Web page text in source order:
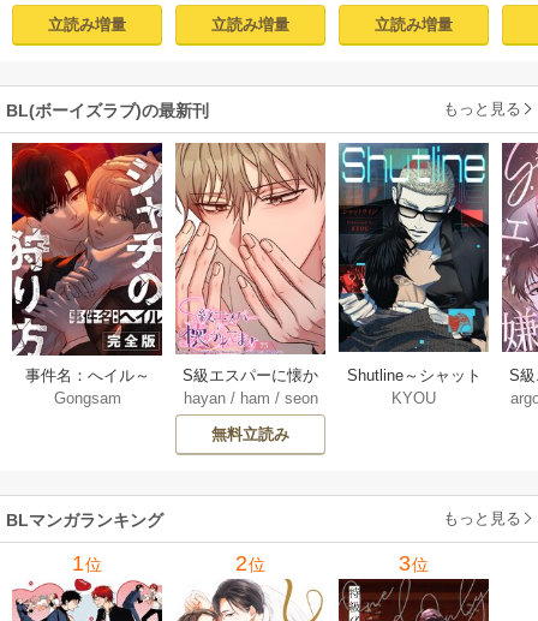
立読み増量
１【コミックシー
モア限定描き下ろ
立読み増量
付き電子限定版】
立読み増量
BL(ボーイズラブ)の最新刊 もっと見る
事件名：へイル～
シャチの狩り方～
Gongsam
S級エスパーに懐か
れてます【タテヨ
ミ】 75巻
hayan/ ham / seon
eedyou
無料立読み
Shutline～シャット
ライン～【タテヨ
KYOU
S
れ
BLマンガランキング もっと見る
1位 2位 3位